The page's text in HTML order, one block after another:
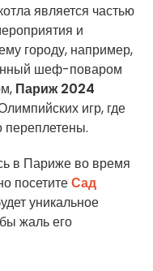
является частью
и
городу, например,
шеф-поваром
Париж 2024
игр, где
переплетены.
в Париже во время
посетитеСад
уникальное
жаль его